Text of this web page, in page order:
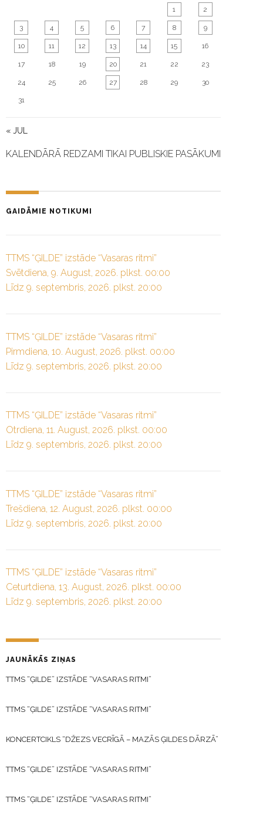
« JUL
1 2
3 4 5 6 7 8 9
10 11 12 13 14 15 16
17 18 19 20 21 22 23
24 25 26 27 28 29 30
31
KALENDĀRĀ REDZAMI TIKAI PUBLISKIE PASĀKUMI
GAIDĀMIE NOTIKUMI
TTMS “ĢILDE” izstāde “Vasaras ritmi”
Svētdiena, 9. August, 2026. plkst. 00:00
Līdz 9. septembris, 2026. plkst. 20:00
TTMS “ĢILDE” izstāde “Vasaras ritmi”
Pirmdiena, 10. August, 2026. plkst. 00:00
Līdz 9. septembris, 2026. plkst. 20:00
TTMS “ĢILDE” izstāde “Vasaras ritmi”
Otrdiena, 11. August, 2026. plkst. 00:00
Līdz 9. septembris, 2026. plkst. 20:00
TTMS “ĢILDE” izstāde “Vasaras ritmi”
Trešdiena, 12. August, 2026. plkst. 00:00
Līdz 9. septembris, 2026. plkst. 20:00
TTMS “ĢILDE” izstāde “Vasaras ritmi”
Ceturtdiena, 13. August, 2026. plkst. 00:00
Līdz 9. septembris, 2026. plkst. 20:00
JAUNĀKĀS ZIŅAS
TTMS “ĢILDE” IZSTĀDE “VASARAS RITMI”
TTMS “ĢILDE” IZSTĀDE “VASARAS RITMI”
KONCERTCIKLS “DŽEZS VECRĪGĀ – MAZĀS ĢILDES DĀRZĀ”
TTMS “ĢILDE” IZSTĀDE “VASARAS RITMI”
TTMS “ĢILDE” IZSTĀDE “VASARAS RITMI”